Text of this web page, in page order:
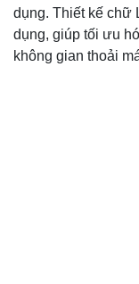
dụng. Thiết kế chữ
dụng, giúp tối ưu
không gian thoải